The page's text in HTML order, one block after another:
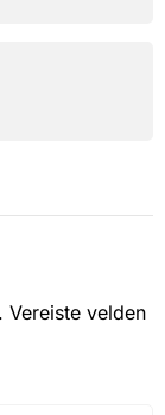
Vereiste velden